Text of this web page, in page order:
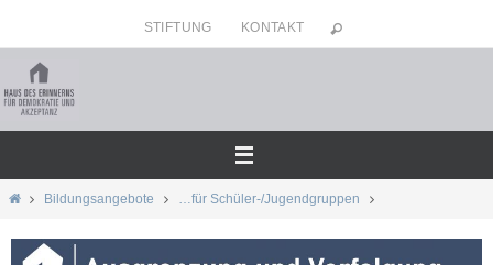
Inhalt
springen
STIFTUNG KONTAKT
HomeBildungsangebote …für Schüler-/Jugendgruppen